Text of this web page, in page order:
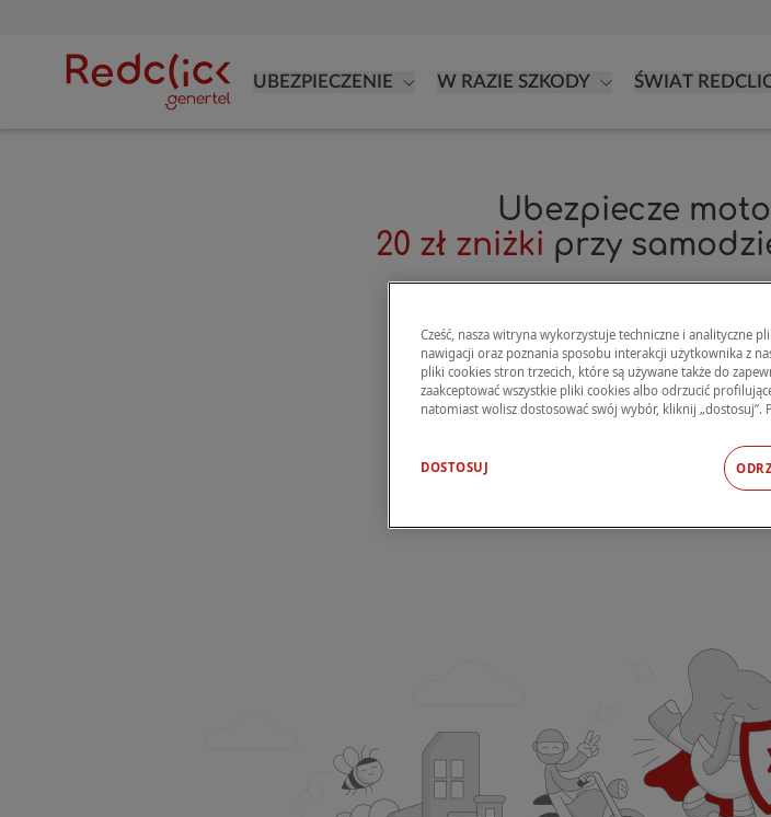
UBEZPIECZENIE W RAZIE SZKODY ŚWIAT
Ubezpiecze
20 zł zniżki przy
OBLICZ
Cześć, nasza witryna wykorzystuje techniczne i analityczne
nawigacji oraz poznania sposobu interakcji użytkownika z
pliki cookies stron trzecich, które są używane także do
zaakceptować wszystkie pliki cookies albo odrzucić
natomiast wolisz dostosować swój wybór, kliknij „dostosuj”.
DOSTOSUJ